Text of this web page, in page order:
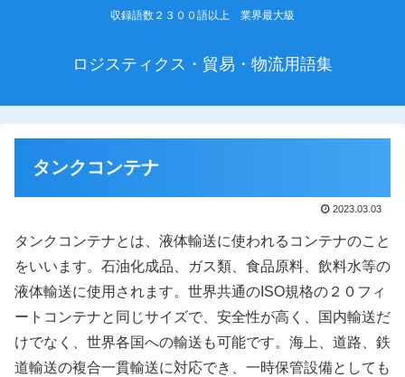
収録語数２３００語以上 業界最大級
ロジスティクス・貿易・物流用語集
タンクコンテナ
2023.03.03
タンクコンテナとは、液体輸送に使われるコンテナのこと
をいいます。石油化成品、ガス類、食品原料、飲料水等の
液体輸送に使用されます。世界共通のISO規格の２０フィ
ートコンテナと同じサイズで、安全性が高く、国内輸送だ
けでなく、世界各国への輸送も可能です。海上、道路、鉄
道輸送の複合一貫輸送に対応でき、一時保管設備としても